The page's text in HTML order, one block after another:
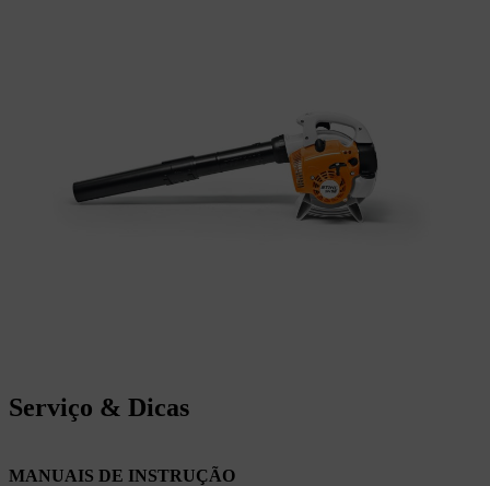
Serviço & Dicas
MANUAIS DE INSTRUÇÃO